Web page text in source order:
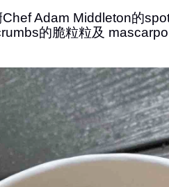
Adam Middleton的
的脆粒粒及